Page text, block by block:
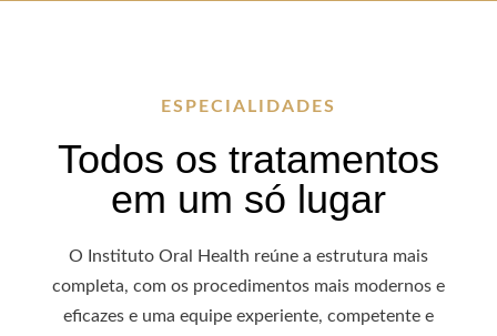
ESPECIALIDADES
Todos os tratamentos
em um só lugar
O Instituto Oral Health reúne a estrutura mais
completa, com os procedimentos mais modernos e
eficazes e uma equipe experiente, competente e